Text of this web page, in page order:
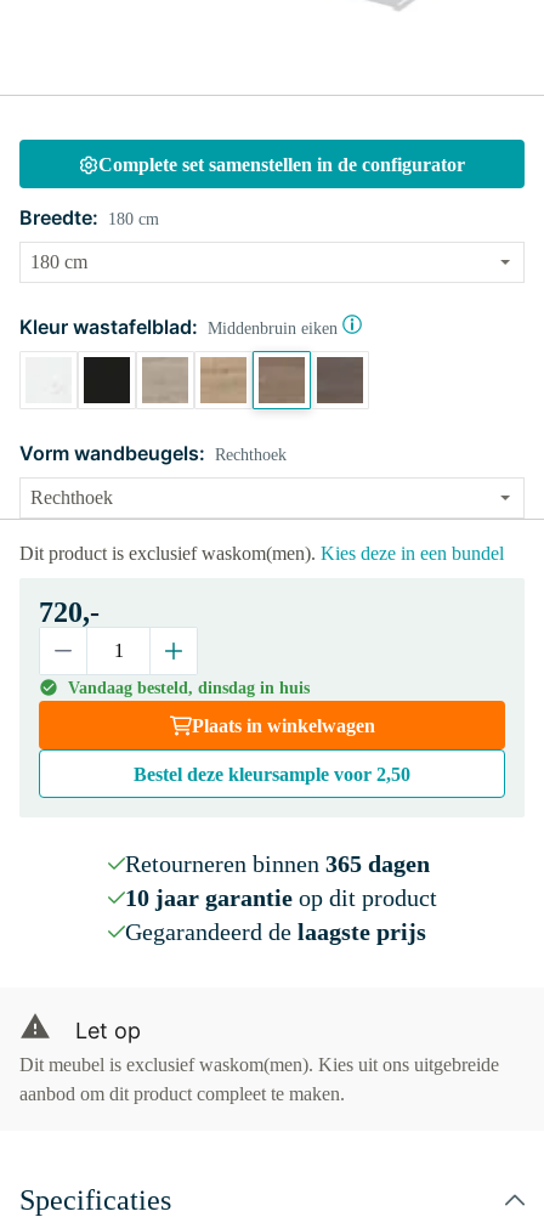
Complete set samenstellen in de configurator
Breedte: 180 cm
Kleur wastafelblad: Middenbruin eiken
Vorm wandbeugels: Rechthoek
Dit product is exclusief waskom(men). Kies deze in een bundel
720,-
Vandaag besteld, dinsdag in huis
Plaats in winkelwagen
Bestel deze kleursample voor 2,50
Retourneren binnen 365 dagen
10 jaar garantieop dit product
Gegarandeerd de laagste prijs
Let op
Dit meubel is exclusief waskom(men). Kies uit ons uitgebreide
aanbod om dit product compleet te maken.
Specificaties